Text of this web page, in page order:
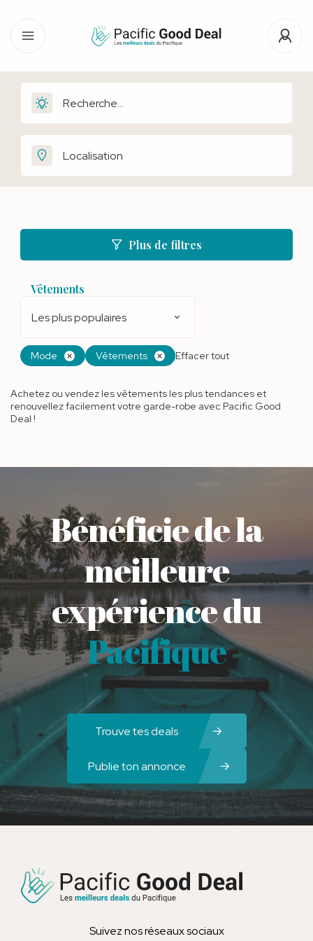
Plus de filtres
Vêtements
Les plus populaires
Mode Vêtements Effacer tout
Achetez ou vendez les vêtements les plus tendances et
renouvellez facilement votre garde-robe avec Pacific Good
Deal !
Bénéficie de la
meilleure
expérience du
Pacifique
Trouve tes deals
Publie ton annonce
Suivez nos réseaux sociaux